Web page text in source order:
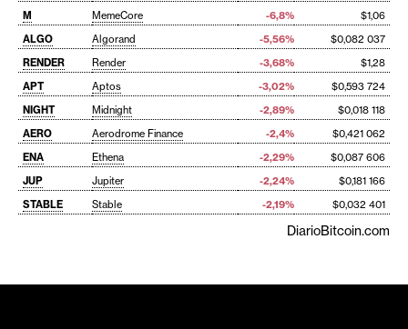
M
MemeCore -6,8%
$1,06
ALGO
Algorand -5,56%
$0,082 037
RENDER
Render -3,68%
$1,28
APT
Aptos -3,02%
$0,593 724
NIGHT
Midnight -2,89%
$0,018 118
AERO
Aerodrome Finance -2,4%
$0,421 062
ENA
Ethena -2,29%
$0,087 606
JUP
Jupiter -2,24%
$0,181 166
STABLE
Stable -2,19% $0,032 401
DiarioBitcoin.com